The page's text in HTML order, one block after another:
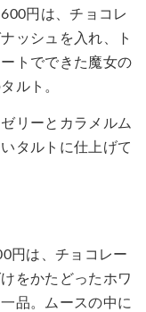
円は、チョコレ
ッシュを入れ、ト
トでできた魔女の
ルト。
リーとカラメルム
タルトに仕上げて
円は、チョコレー
をかたどったホワ
品。ムースの中に